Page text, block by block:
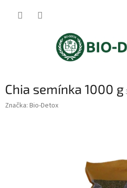
Chia semínka 1000 g
Značka: Bio-Detox